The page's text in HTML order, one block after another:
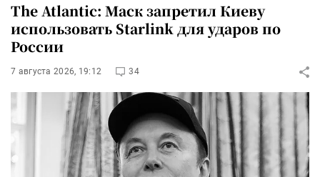
The Atlantic: Маск запретил Киеву
использовать Starlink для ударов по
России
7 августа 2026, 19:12 34